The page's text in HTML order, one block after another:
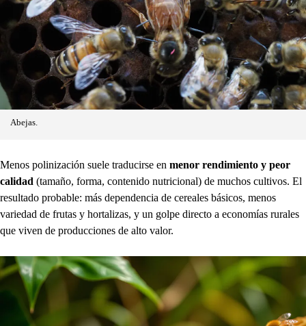
Abejas.
Menos polinización suele traducirse en menor rendimiento y peor
calidad (tamaño, forma, contenido nutricional) de muchos cultivos. El
resultado probable: más dependencia de cereales básicos, menos
variedad de frutas y hortalizas, y un golpe directo a economías rurales
que viven de producciones de alto valor.